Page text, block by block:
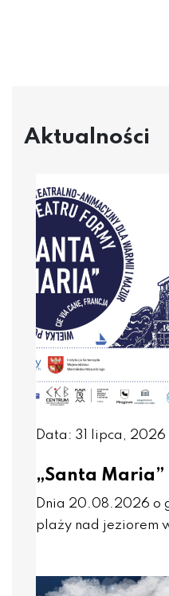
Aktualności
Data: 31 lipca, 2026
„Santa
Dnia 20.08.2026 o
plaży nad jeziorem